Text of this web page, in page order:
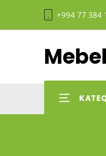
+994 77 384